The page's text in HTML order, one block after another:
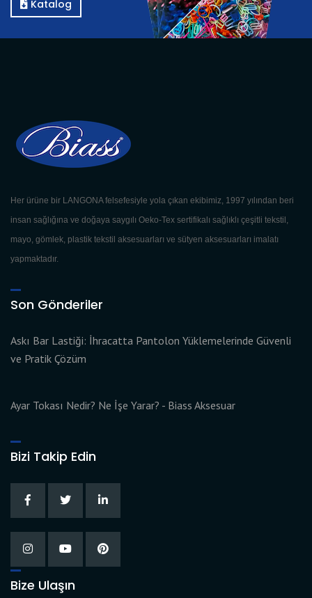
Katalog
Her ürüne bir LANGONA felsefesiyle yola çıkan ekibimiz, 1997 yılından beri
insan sağlığına ve doğaya saygılı Oeko-Tex sertifikalı sağlıklı çeşitli tekstil,
mayo, gömlek, plastik tekstil aksesuarları ve sütyen aksesuarları imalatı
yapmaktadır.
Son Gönderiler
Askı Bar Lastiği: İhracatta Pantolon Yüklemelerinde Güvenli
ve Pratik Çözüm
Ayar Tokası Nedir? Ne İşe Yarar? - Biass Aksesuar
Bizi Takip Edin
Bize Ulaşın